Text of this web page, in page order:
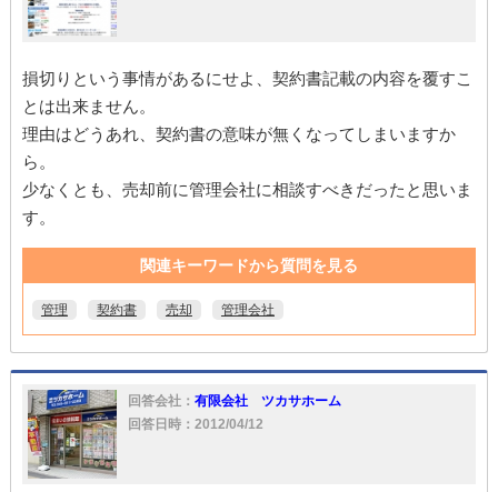
損切りという事情があるにせよ、契約書記載の内容を覆すこ
とは出来ません。
理由はどうあれ、契約書の意味が無くなってしまいますか
ら。
少なくとも、売却前に管理会社に相談すべきだったと思いま
す。
関連キーワードから質問を見る
管理 契約書 売却 管理会社
回答会社： 有限会社 ツカサホーム
回答日時：2012/04/12